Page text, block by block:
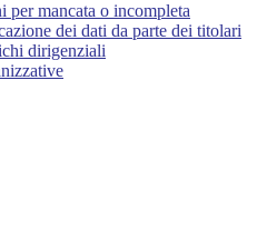
per mancata o incompleta
dei dati da parte dei titolari
dirigenziali